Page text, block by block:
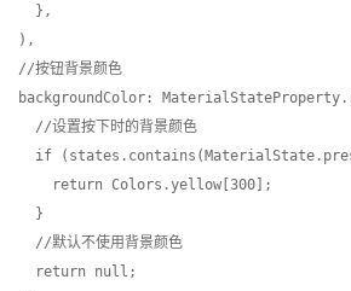
    },
  ),
  //按钮背景颜色
backgroundColor:
    //设置按下时的背景颜色
if
      return Colors.yellow[300];
    }
    //默认不使用背景颜色
    return null;